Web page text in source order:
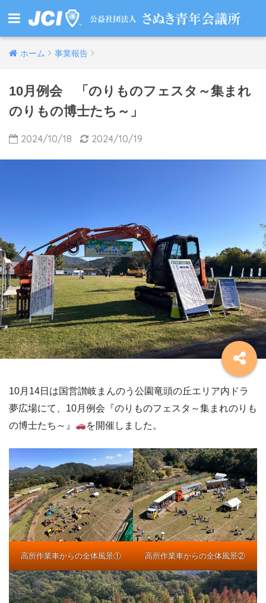
ホーム 事業報告
10月例会 「のりものフェスタ～集まれ
のりもの博士たち～」
2024/10/18 2024/10/19
10月14日は国営讃岐まんのう公園竜頭の丘エリア内ドラ
夢広場にて、10月例会『のりものフェスタ～集まれのりも
の博士たち～』
を開催しました。
高所作業車からの全体風景① 高所作業車からの全体風景②